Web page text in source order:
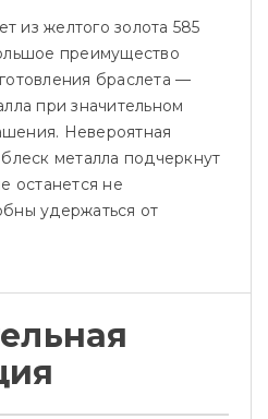
из желтого золота 585
преимущество
браслета —
при значительном
Невероятная
металла подчеркнут
останется не
удержаться от